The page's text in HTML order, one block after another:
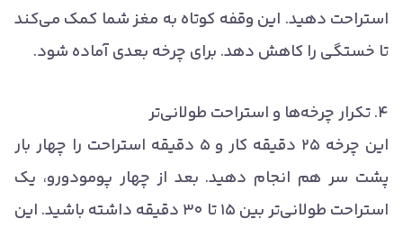
استراحت دهید. این وقفه کوتاه به مغز شما کمک می‌کند
تا خستگی را کاهش دهد. برای چرخه بعدی آماده شود.
۴. تکرار چرخه‌ها و استراحت طولانی‌تر
این چرخه ۲۵ دقیقه کار و ۵ دقیقه استراحت را چهار بار
پشت سر هم انجام دهید. بعد از چهار پومودورو، یک
استراحت طولانی‌تر بین ۱۵ تا ۳۰ دقیقه داشته باشید. این